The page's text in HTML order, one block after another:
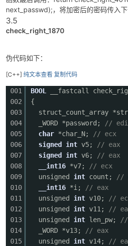
next_passwd);，将加密后的密码传入下
3.5
check_right_1870
伪代码如下：
[C++] 纯文本查看 复制代码
001
002
003
004
005
006
007
008
009
010
011
012
013
014
015
BOOL
__fastcall
{
struct_count_array
_WORD *password;
// edi
char *char_N;
// ecx
signed
int v5;
// eax
signed
int v6;
// eax
__int16 *v7;
// ecx
unsigned int count;
//
__int16 *i;
// eax
unsigned int v10;
//
unsigned int v11;
//
unsigned int len_pw;
//
_WORD *v13;
// eax
unsigned int v14;
//